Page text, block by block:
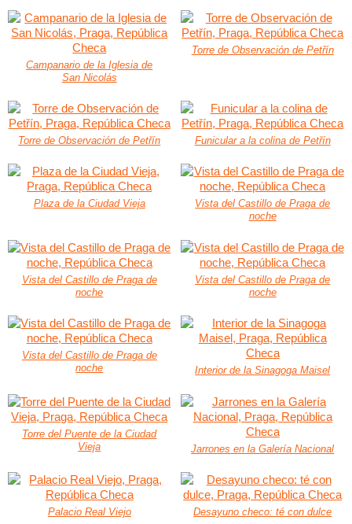
Campanario de la Iglesia de
San Nicolás
Torre de Observación de Petřín
Torre de Observación de Petřín Funicular a la colina de Petřín
Plaza de la Ciudad Vieja
Vista del Castillo de Praga de
noche
Vista del Castillo de Praga de
noche
Vista del Castillo de Praga de
noche
Vista del Castillo de Praga de
noche
Interior de la Sinagoga Maisel
Torre del Puente de la Ciudad
Vieja
Jarrones en la Galería Nacional
Palacio Real Viejo Desayuno checo: té con dulce